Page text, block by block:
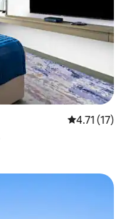
從 17 則評價
4.71 (17)